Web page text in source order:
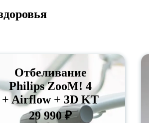
Отбеливание
Philips ZooM! 4
+ Airflow + 3D KT
29 990 ₽